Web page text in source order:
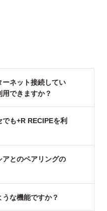
ーネット接続してい
できますか？
も+R RECIPEを利
アとのペアリングの
うな機能ですか？